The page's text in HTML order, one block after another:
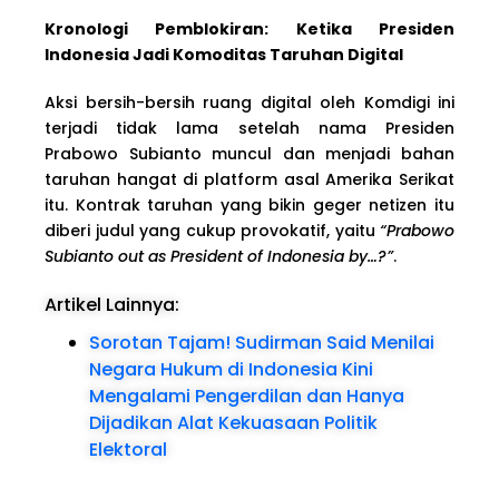
Kronologi Pemblokiran: Ketika Presiden
Indonesia Jadi Komoditas Taruhan Digital
Aksi bersih-bersih ruang digital oleh Komdigi ini
terjadi tidak lama setelah nama Presiden
Prabowo Subianto muncul dan menjadi bahan
taruhan hangat di platform asal Amerika Serikat
itu. Kontrak taruhan yang bikin geger netizen itu
diberi judul yang cukup provokatif, yaitu “Prabowo
Subianto out as President of Indonesia by…?”.
Artikel Lainnya:
Sorotan Tajam! Sudirman Said Menilai
Negara Hukum di Indonesia Kini
Mengalami Pengerdilan dan Hanya
Dijadikan Alat Kekuasaan Politik
Elektoral